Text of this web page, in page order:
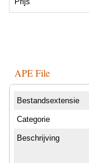
APE File
Bestandsextensie
Categorie
Beschrijving